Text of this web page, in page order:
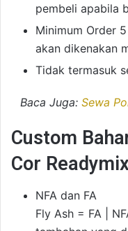
pembeli apabila
Minimum Order
akan dikenakan
Tidak termasuk
Baca Juga: Sewa
Custom
Cor
NFA dan FA
Fly Ash = FA |